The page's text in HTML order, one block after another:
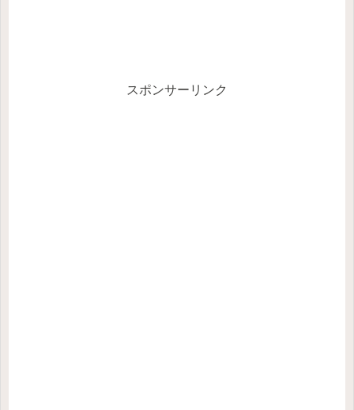
スポンサーリンク